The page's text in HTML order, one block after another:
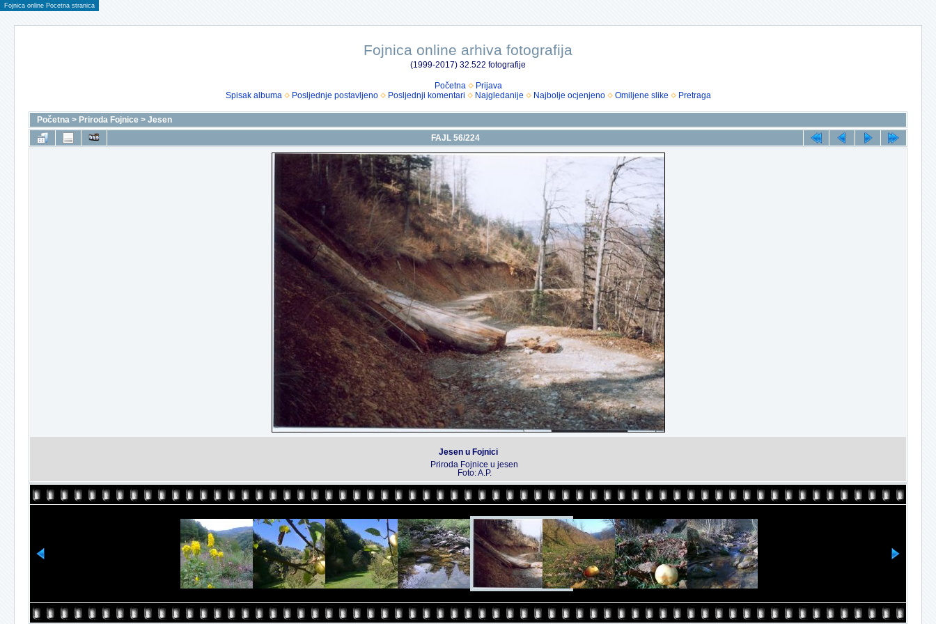
Fojnica online Pocetna stranica
Fojnica online arhiva fotografija
(1999-2017) 32.522 fotografije
Početna
Prijava
Spisak albuma
Posljednje postavljeno Posljednji komentari Najgledanije Najbolje ocjenjeno Omiljene slike Pretraga
Početna > Priroda Fojnice > Jesen
FAJL 56/224
Jesen u Fojnici
Priroda Fojnice u jesen
Foto: A.P.